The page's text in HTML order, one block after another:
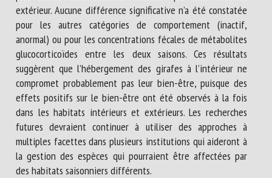
extérieur. Aucune différence significative n’a été constatée
pour les autres catégories de comportement (inactif,
anormal) ou pour les concentrations fécales de métabolites
glucocorticoïdes entre les deux saisons. Ces résultats
suggèrent que l’hébergement des girafes à l’intérieur ne
compromet probablement pas leur bien-être, puisque des
effets positifs sur le bien-être ont été observés à la fois
dans les habitats intérieurs et extérieurs. Les recherches
futures devraient continuer à utiliser des approches à
multiples facettes dans plusieurs institutions qui aideront à
la gestion des espèces qui pourraient être affectées par
des habitats saisonniers différents.